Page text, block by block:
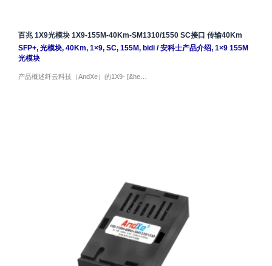
百兆 1X9光模块 1X9-155M-40Km-SM1310/1550 SC接口 传输40Km
SFP+, 光模块, 40Km, 1×9, SC, 155M, bidi/安科士产品介绍, 1×9 155M
光模块
产品概述纤云科技（AndXe）的1X9- [&he…